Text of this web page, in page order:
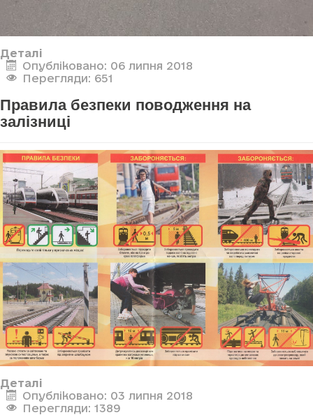
Деталі
Опубліковано: 06 липня 2018
Перегляди: 651
Правила безпеки поводження на
залізниці
Деталі
Опубліковано: 03 липня 2018
Перегляди: 1389